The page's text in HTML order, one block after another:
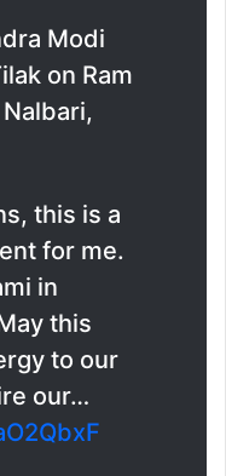
Modi
on Ram
this is a
for me.
in
this
to our
our…